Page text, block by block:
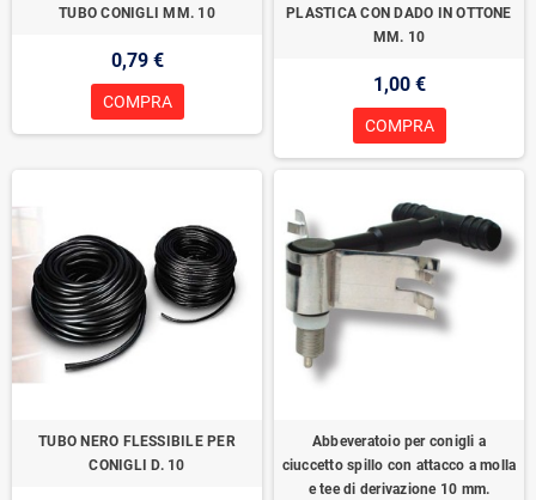
TUBO CONIGLI MM. 10
0,79 €
COMPRA
PLASTICA CON DADO IN OTTONE
MM. 10
1,00 €
COMPRA
TUBO NERO FLESSIBILE PER
CONIGLI D. 10
Abbeveratoio per conigli a
ciuccetto spillo con attacco a molla
e tee di derivazione 10 mm.